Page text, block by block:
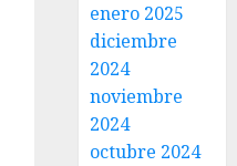
enero 2025
diciembre
2024
noviembre
2024
octubre 2024